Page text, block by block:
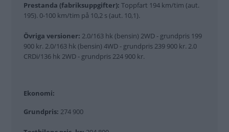
Prestanda (fabriksuppgifter): Toppfart 194 km/tim (aut.
195). 0-100 km/tim på 10,2 s (aut. 10,1).
Övriga versioner: 2.0/163 hk (bensin) 2WD - grundpris 199
900 kr. 2.0/163 hk (bensin) 4WD - grundpris 239 900 kr. 2.0
CRDi/136 hk 2WD - grundpris 224 900 kr.
Ekonomi:
Grundpris: 274 900